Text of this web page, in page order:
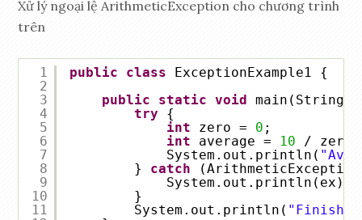
Xử lý ngoại lệ ArithmeticException cho chương trình
trên
1
2
3
4
5
6
7
8
9
10
11
public class
ExceptionExample1 {
public
static void
try
{
int
zero = 0 ;
int
average = 10
/ zero;
System.out.println(
} catch
System.out.println(ex);
}
System.out.println(